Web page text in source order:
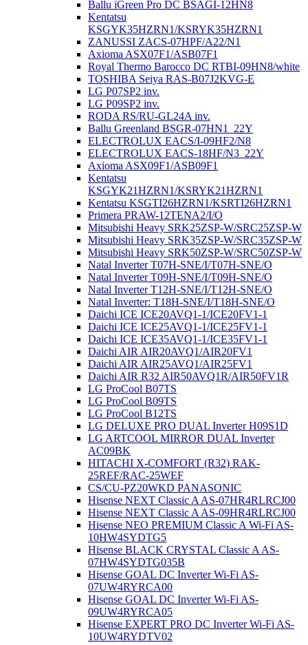
Ballu iGreen Pro DC BSAGI-12HN8
Kentatsu
KSGYK35HZRN1/KSRYK35HZRN1
ZANUSSI ZACS-07HPF/A22/N1
Axioma ASX07F1/ASB07F1
Royal Thermo Barocco DC RTBI-09HN8/white
TOSHIBA Seiya RAS-B07J2KVG-E
LG P07SP2 inv.
LG P09SP2 inv.
RODA RS/RU-GL24A inv.
Ballu Greenland BSGR-07HN1_22Y
ELECTROLUX EACS/I-09HF2/N8
ELECTROLUX EACS-18HF/N3_22Y
Axioma ASX09F1/ASB09F1
Kentatsu
KSGYK21HZRN1/KSRYK21HZRN1
Kentatsu KSGTI26HZRN1/KSRTI26HZRN1
Primera PRAW-12TENA2/I/O
Mitsubishi Heavy SRK25ZSP-W/SRC25ZSP-W
Mitsubishi Heavy SRK35ZSP-W/SRC35ZSP-W
Mitsubishi Heavy SRK50ZSP-W/SRC50ZSP-W
Natal Inverter T07H-SNE/I/T07H-SNE/O
Natal Inverter T09H-SNE/I/T09H-SNE/O
Natal Inverter T12H-SNE/I/T12H-SNE/O
Natal Inverter: T18H-SNE/I/T18H-SNE/O
Daichi ICE ICE20AVQ1-1/ICE20FV1-1
Daichi ICE ICE25AVQ1-1/ICE25FV1-1
Daichi ICE ICE35AVQ1-1/ICE35FV1-1
Daichi AIR AIR20AVQ1/AIR20FV1
Daichi AIR AIR25AVQ1/AIR25FV1
Daichi AIR R32 AIR50AVQ1R/AIR50FV1R
LG ProCool B07TS
LG ProCool B09TS
LG ProCool B12TS
LG DELUXE PRO DUAL Inverter H09S1D
LG ARTCOOL MIRROR DUAL Inverter
AC09BK
HITACHI X-COMFORT (R32) RAK-
25REF/RAC-25WEF
CS/CU-PZ20WKD PANASONIC
Hisense NEXT Classic A AS-07HR4RLRCJ00
Hisense NEXT Classic A AS-09HR4RLRCJ00
Hisense NEO PREMIUM Classic A Wi-Fi AS-
10HW4SYDTG5
Hisense BLACK CRYSTAL Classic A AS-
07HW4SYDTG035В
Hisense GOAL DC Inverter Wi-Fi AS-
07UW4RYRCA00
Hisense GOAL DC Inverter Wi-Fi AS-
09UW4RYRCA05
Hisense EXPERT PRO DC Inverter Wi-Fi AS-
10UW4RYDTV02